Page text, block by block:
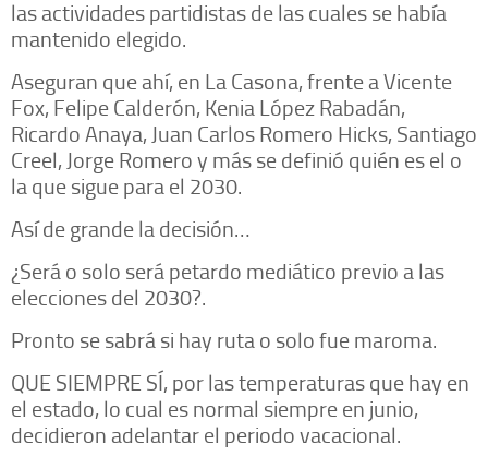
las actividades partidistas de las cuales se había
mantenido elegido.
Aseguran que ahí, en La Casona, frente a Vicente
Fox, Felipe Calderón, Kenia López Rabadán,
Ricardo Anaya, Juan Carlos Romero Hicks, Santiago
Creel, Jorge Romero y más se definió quién es el o
la que sigue para el 2030.
Así de grande la decisión…
¿Será o solo será petardo mediático previo a las
elecciones del 2030?.
Pronto se sabrá si hay ruta o solo fue maroma.
QUE SIEMPRE SÍ, por las temperaturas que hay en
el estado, lo cual es normal siempre en junio,
decidieron adelantar el periodo vacacional.